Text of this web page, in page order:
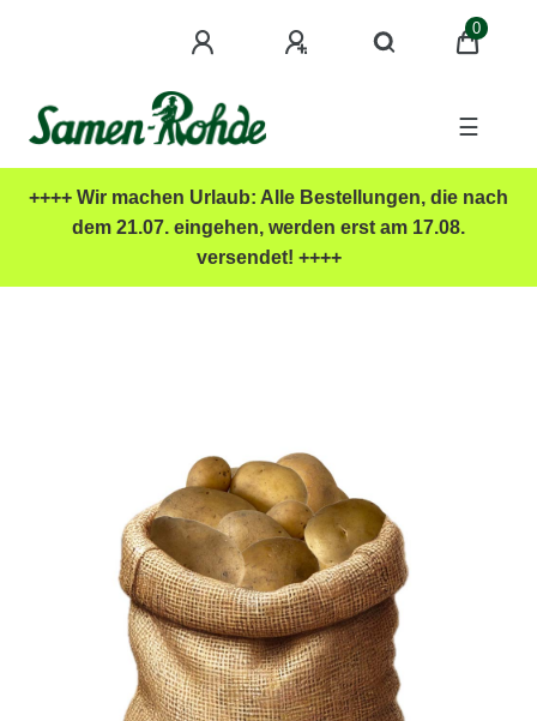
0
☰
++++ Wir machen Urlaub: Alle Bestellungen, die nach
dem 21.07. eingehen, werden erst am 17.08.
versendet! ++++